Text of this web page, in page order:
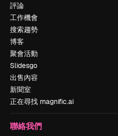
評論
工作機會
搜索趨勢
博客
聚會活動
Slidesgo
出售內容
新聞室
正在尋找 magnific.ai
聯絡我們